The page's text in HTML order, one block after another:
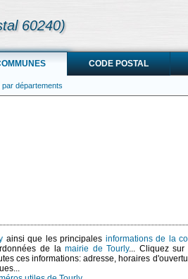
60240)
CODE POSTAL
départements
ainsi que les principales informations de la
de lamairie de Tourly... Cliquez
ces informations: adresse, horaires